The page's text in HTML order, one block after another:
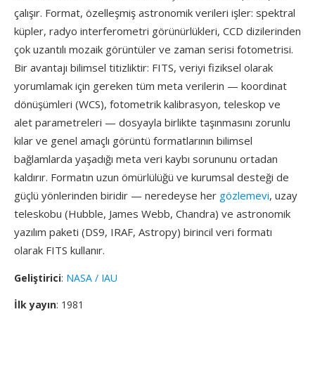
çalışır. Format, özelleşmiş astronomik verileri işler: spektral
küpler, radyo interferometri görünürlükleri, CCD dizilerinden
çok uzantılı mozaik görüntüler ve zaman serisi fotometrisi.
Bir avantajı bilimsel titizliktir: FITS, veriyi fiziksel olarak
yorumlamak için gereken tüm meta verilerin — koordinat
dönüşümleri (WCS), fotometrik kalibrasyon, teleskop ve
alet parametreleri — dosyayla birlikte taşınmasını zorunlu
kılar ve genel amaçlı görüntü formatlarının bilimsel
bağlamlarda yaşadığı meta veri kaybı sorununu ortadan
kaldırır. Formatın uzun ömürlülüğü ve kurumsal desteği de
güçlü yönlerinden biridir — neredeyse her gözlemevi, uzay
teleskobu (Hubble, James Webb, Chandra) ve astronomik
yazılım paketi (DS9, IRAF, Astropy) birincil veri formatı
olarak FITS kullanır.
Geliştirici: NASA / IAU
İlk yayın: 1981